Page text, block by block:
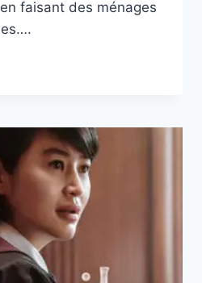
faisant des ménages